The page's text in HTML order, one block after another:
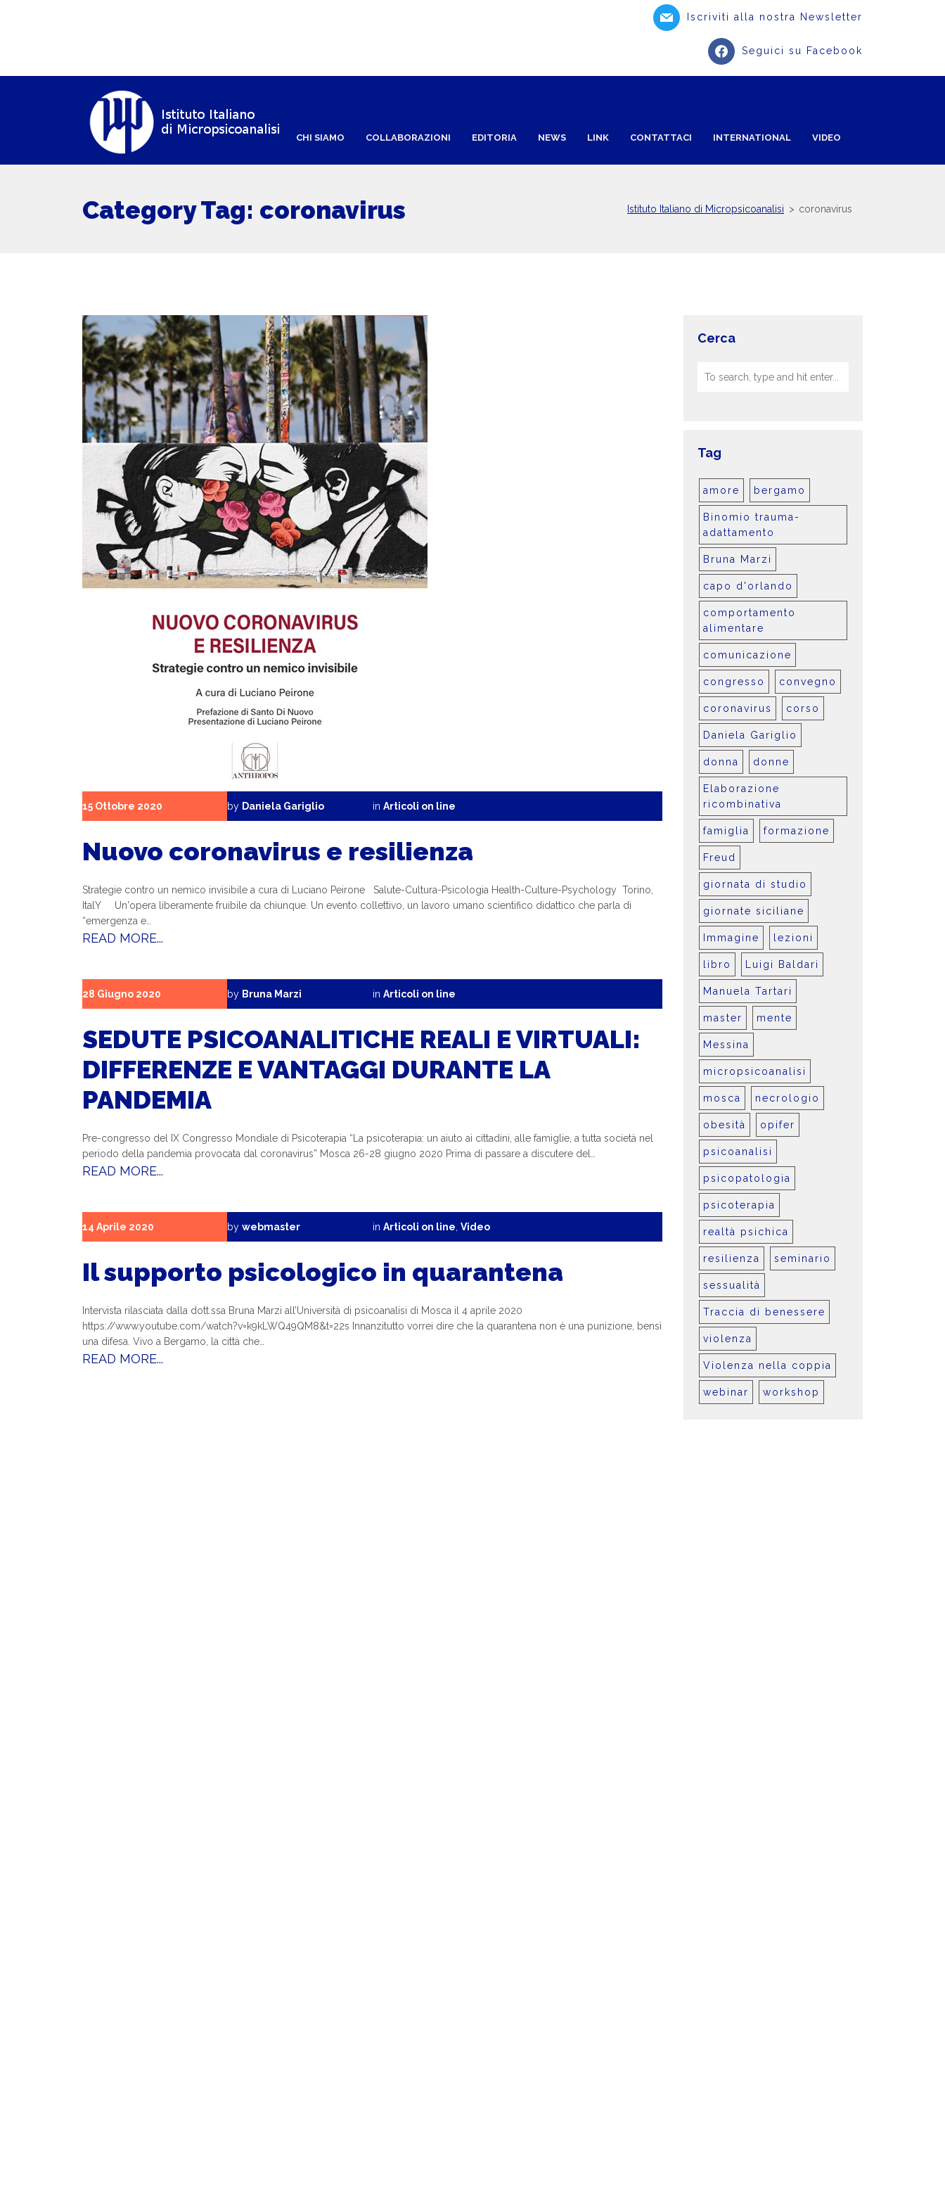
Iscriviti alla nostra Newsletter
Seguici su Facebook
CHI SIAMO COLLABORAZIONI EDITORIA NEWS LINK CONTATTACI INTERNATIONAL VIDEO
Category Tag: coronavirus Istituto Italiano di Micropsicoanalisi > coronavirus
15 Ottobre 2020 by Daniela Gariglio in Articoli on line
Nuovo coronavirus e resilienza
Strategie contro un nemico invisibile a cura di Luciano Peirone Salute-Cultura-Psicologia Health-Culture-Psychology Torino,
ItalY Un'opera liberamente fruibile da chiunque. Un evento collettivo, un lavoro umano scientifico didattico che parla di
“emergenza e…
READ MORE...
28 Giugno 2020 by Bruna Marzi in Articoli on line
SEDUTE PSICOANALITICHE REALI E VIRTUALI:
DIFFERENZE E VANTAGGI DURANTE LA
PANDEMIA
Pre-congresso del IX Congresso Mondiale di Psicoterapia “La psicoterapia: un aiuto ai cittadini, alle famiglie, a tutta società nel
periodo della pandemia provocata dal coronavirus” Mosca 26-28 giugno 2020 Prima di passare a discutere del…
READ MORE...
14 Aprile 2020 bywebmaster in Articoli on line Video
Il supporto psicologico in quarantena
Intervista rilasciata dalla dott.ssa Bruna Marzi all’Università di psicoanalisi di Mosca il 4 aprile 2020
https://www.youtube.com/watch?v=k9kLWQ49QM8&t=22s Innanzitutto vorrei dire che la quarantena non è una punizione, bensì
una difesa. Vivo a Bergamo, la città che…
READ MORE...
Cerca
Tag
amore bergamo
Binomio trauma-
adattamento
Bruna Marzi
capo d'orlando
comportamento
alimentare
comunicazione
congresso convegno
coronavirus corso
Daniela Gariglio
donna donne
Elaborazione
ricombinativa
famiglia formazione
Freud
giornata di studio
giornate siciliane
Immagine lezioni
libro Luigi Baldari
Manuela Tartari
master mente
Messina
micropsicoanalisi
mosca necrologio
obesità opifer
psicoanalisi
psicopatologia
psicoterapia
realtà psichica
resilienza seminario
sessualità
Traccia di benessere
violenza
Violenza nella coppia
webinar workshop